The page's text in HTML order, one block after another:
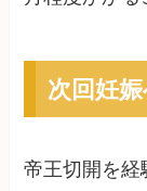
次回妊
帝王切開を経